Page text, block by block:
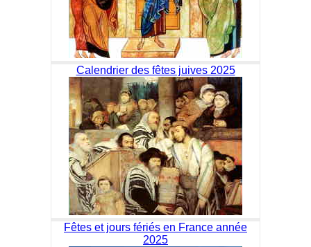
Calendrier des fêtes juives 2025
Fêtes et jours fériés en France année
2025